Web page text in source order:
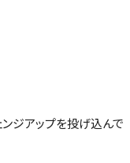
ジアップを投げ込んで